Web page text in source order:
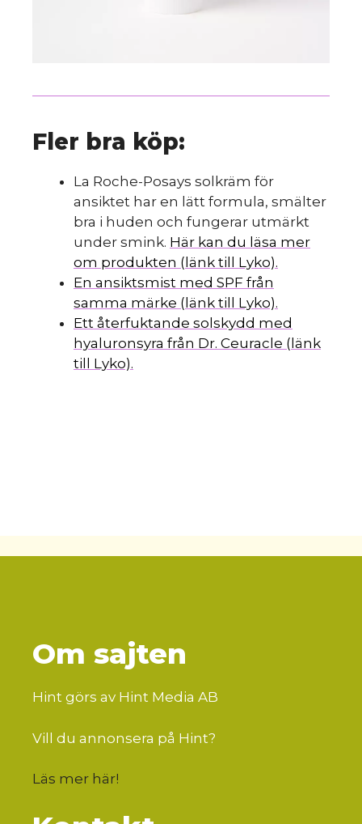
Fler bra köp:
La Roche-Posays solkräm för
ansiktet har en lätt formula, smälter
bra i huden och fungerar utmärkt
under smink. Här kan du läsa mer
om produkten (länk till Lyko).
En ansiktsmist med SPF från
samma märke (länk till Lyko).
Ett återfuktande solskydd med
hyaluronsyra från Dr. Ceuracle (länk
till Lyko).
Om sajten
Hint görs av Hint Media AB
Vill du annonsera på Hint?
Läs mer här!